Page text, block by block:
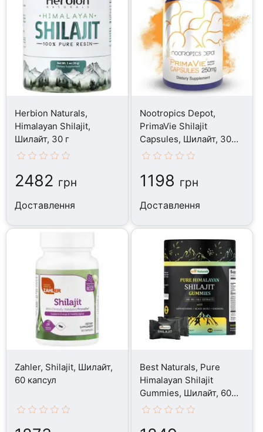
Herbion Naturals,
Himalayan Shilajit,
Шилайт, 30 г
2482 грн
Доставлення
Nootropics Depot,
PrimaVie Shilajit
Capsules, Шилайт, 30
капсул
1198 грн
Доставлення
Zahler, Shilajit, Шилайт,
60 капсул
Best Naturals, Pure
Himalayan Shilajit
Gummies, Шилайт, 60
таблеток